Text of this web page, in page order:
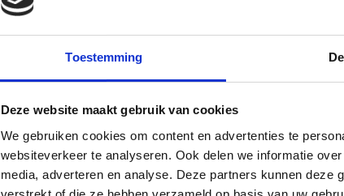
Toestemming
Deze website maakt gebruik van cookies
We gebruiken cookies om content en advertenties te
websiteverkeer te analyseren. Ook delen we informatie
media, adverteren en analyse. Deze partners kunnen deze
Voer je
Schorsen of verkopen?
Schorsen is een tijdelijke pauze. Je betaalt geen